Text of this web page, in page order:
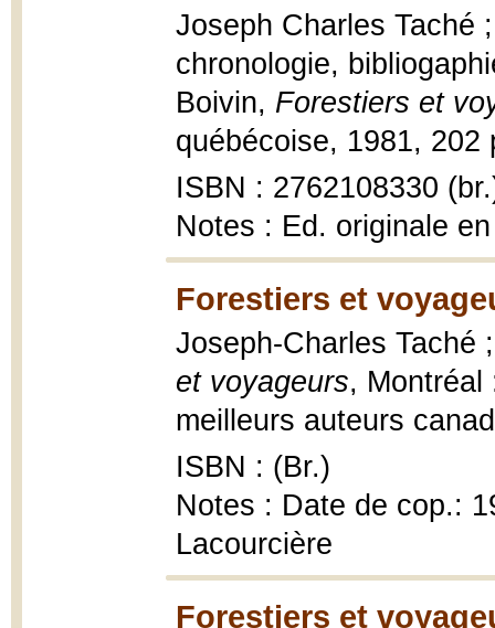
Joseph Charles Taché
chronologie,
Boivin, Forestiers et
québécoise, 1981, 202
ISBN : 2762108330
Notes : Ed. originale
Forestiers et
Joseph-Charles
et voyageurs, Montréal
meilleurs auteurs
ISBN : (Br.)
Notes : Date de cop.:
Lacourcière
Forestiers et